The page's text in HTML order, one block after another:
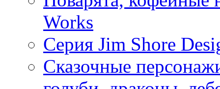
Works
Серия Jim Shore
Сказочные